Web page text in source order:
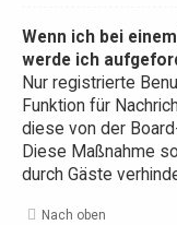
Wenn ich bei
werde ich
Nur registrierte
Funktion für
diese von der
Diese Maßnahme
durch Gäste
Nach oben